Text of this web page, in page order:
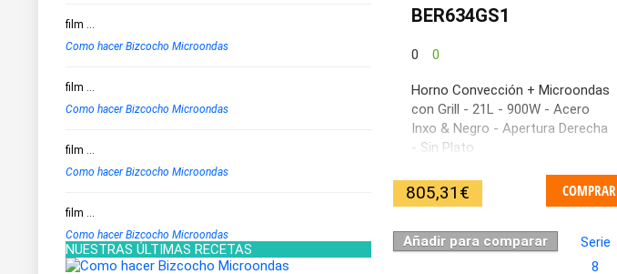
film ...
Como hacer Bizcocho Microondas
film ...
Como hacer Bizcocho Microondas
film ...
Como hacer Bizcocho Microondas
film ...
Como hacer Bizcocho Microondas
NUESTRAS ÚLTIMAS RECETAS
BER634GS1
0 0
Horno Convección + Microondas
con Grill - 21L - 900W - Acero
Inxo & Negro - Apertura Derecha
- Sin Plato
805,31 € COMPRAR
Añadir para comparar